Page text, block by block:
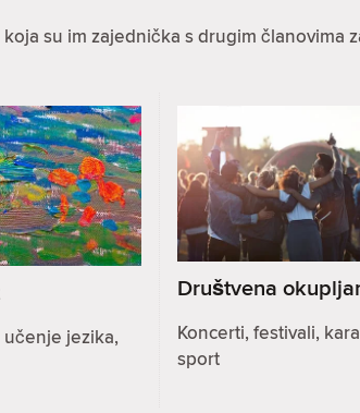
su im zajednička s drugim članovima
jezika,
Društvena
Koncerti, festivali,
sport